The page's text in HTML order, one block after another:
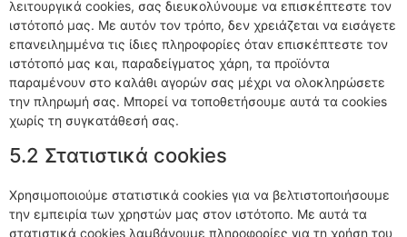
λειτουργικά cookies, σας διευκολύνουμε να επισκέπτεστε τον
ιστότοπό μας. Με αυτόν τον τρόπο, δεν χρειάζεται να εισάγετε
επανειλημμένα τις ίδιες πληροφορίες όταν επισκέπτεστε τον
ιστότοπό μας και, παραδείγματος χάρη, τα προϊόντα
παραμένουν στο καλάθι αγορών σας μέχρι να ολοκληρώσετε
την πληρωμή σας. Μπορεί να τοποθετήσουμε αυτά τα cookies
χωρίς τη συγκατάθεσή σας.
5.2 Στατιστικά cookies
Χρησιμοποιούμε στατιστικά cookies για να βελτιστοποιήσουμε
την εμπειρία των χρηστών μας στον ιστότοπο. Με αυτά τα
στατιστικά cookies λαμβάνουμε πληροφορίες για τη χρήση του